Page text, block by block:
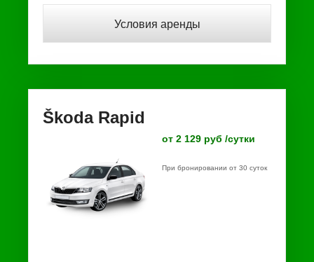
Условия аренды
Škoda Rapid
от 2 129 руб /сутки
При бронировании от 30 суток